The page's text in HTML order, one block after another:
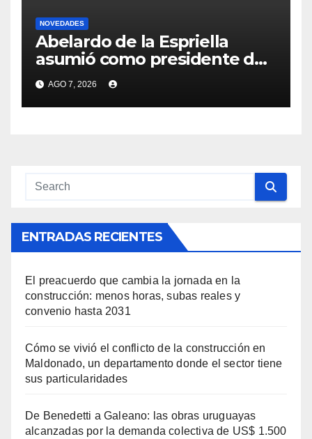
NOVEDADES
Abelardo de la Espriella
asumió como presidente de
Colombia: prometió
“derrotar” al
“narcoterrorismo” y
AGO 7, 2026
ENTRADAS RECIENTES
El preacuerdo que cambia la jornada en la
construcción: menos horas, subas reales y
convenio hasta 2031
Cómo se vivió el conflicto de la construcción en
Maldonado, un departamento donde el sector tiene
sus particularidades
De Benedetti a Galeano: las obras uruguayas
alcanzadas por la demanda colectiva de US$ 1.500